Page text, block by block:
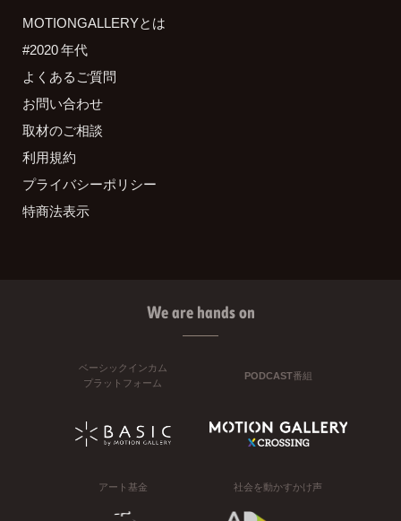
MOTIONGALLERYとは
#2020 年代
よくあるご質問
お問い合わせ
取材のご相談
利用規約
プライバシーポリシー
特商法表示
We are hands on
ベーシックインカム
プラットフォーム
PODCAST番組
アート基金 社会を動かすかけ声